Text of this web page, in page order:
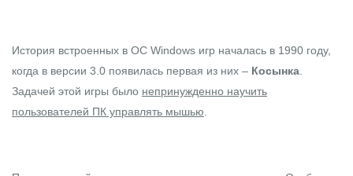
История встроенных в ОС Windows игр началась в 1990 году,
когда в версии 3.0 появилась первая из них – Косынка
Задачей этой игры было непринужденно научить
пользователей ПК управлять мышью